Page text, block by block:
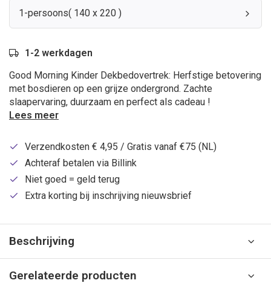
1-persoons( 140 x 220 )
1-2 werkdagen
Good Morning Kinder Dekbedovertrek: Herfstige betovering
met bosdieren op een grijze ondergrond. Zachte
slaapervaring, duurzaam en perfect als cadeau !
Lees meer
Verzendkosten € 4,95 / Gratis vanaf €75 (NL)
Achteraf betalen via Billink
Niet goed = geld terug
Extra korting bij inschrijving nieuwsbrief
Beschrijving
Gerelateerde producten